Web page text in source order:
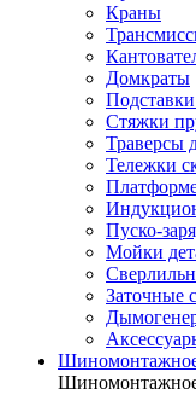
Краны
Домкраты
Стяжки
Траверсы
Тележки
Пуско-
Мойки
Заточные